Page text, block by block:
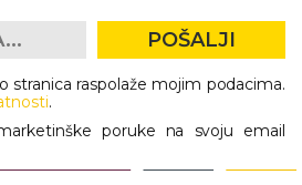
POŠALJI
stranica raspolaže mojim podacima.
.
poruke na svoju email